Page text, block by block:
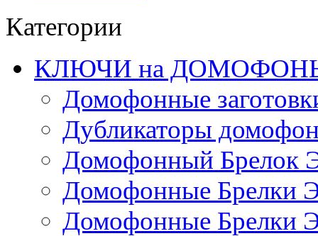
Категории
КЛЮЧИ на
Домофонные
Дубликаторы
Домофонный Брелок
Домофонные Брелки
Домофонные Брелки